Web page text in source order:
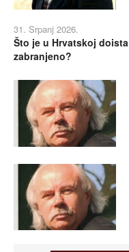
31. Srpanj 2026.
Što je u Hrvatskoj doista
zabranjeno?